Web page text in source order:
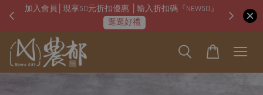
加入會員│現享50元折扣優惠 │輸入折扣碼『NEW50』
逛逛好禮
即日